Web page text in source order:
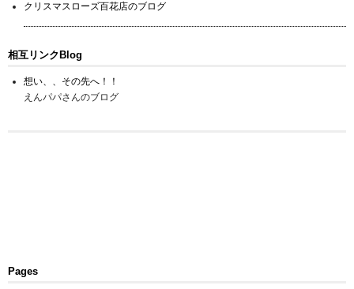
クリスマスローズ百花店のブログ
相互リンクBlog
想い、、その先へ！！
えんパパさんのブログ
Pages